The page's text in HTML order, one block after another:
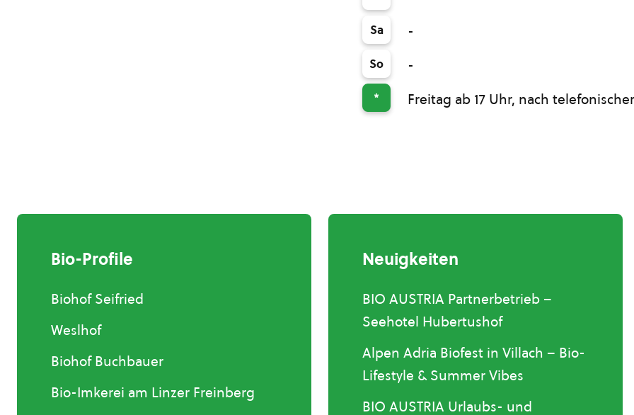
Sa -
So -
* Freitag ab 17 Uhr, nach
Bio-Profile
Biohof Seifried
Weslhof
Biohof Buchbauer
Bio-Imkerei am Linzer Freinberg
Neuigkeiten
BIO AUSTRIA Partnerbetrieb –
Seehotel Hubertushof
Alpen Adria Biofest in Villach – Bio-
Lifestyle & Summer Vibes
BIO AUSTRIA Urlaubs- und